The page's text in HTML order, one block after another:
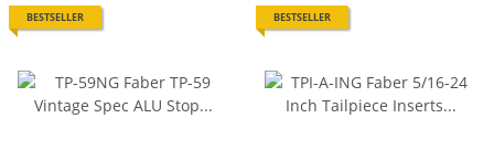
BESTSELLER BESTSELLER